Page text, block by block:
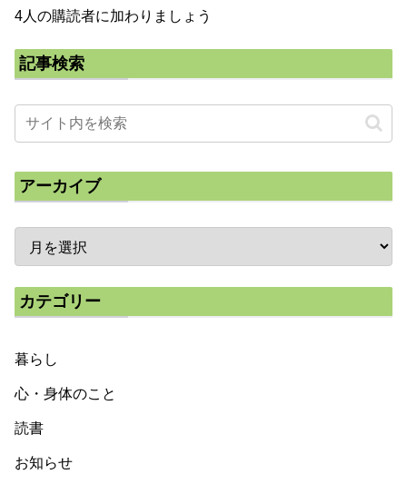
4人の購読者に加わりましょう
記事検索
アーカイブ
カテゴリー
暮らし
心・身体のこと
読書
お知らせ